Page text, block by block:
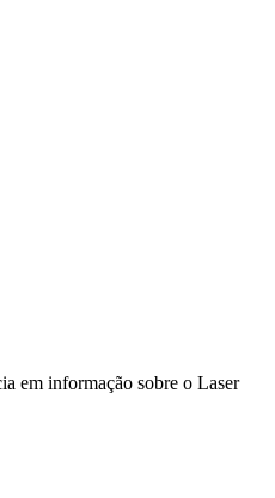
em informação sobre o Laser